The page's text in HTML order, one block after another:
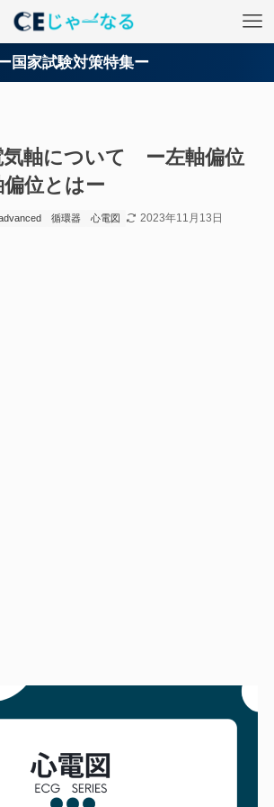
国家試験対策特集ー
気軸について ー左軸偏位
位とはー
循環器 心電図 2023年11月13日